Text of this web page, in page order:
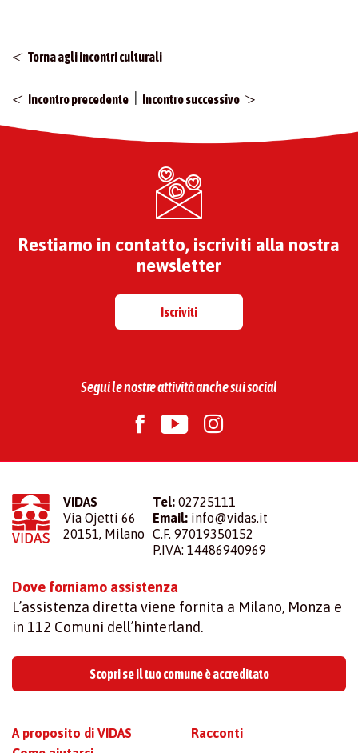
Torna agli incontri culturali
Incontro precedente Incontro successivo
Restiamo in contatto, iscriviti alla nostra
newsletter
Iscriviti
Segui le nostre attività anche sui social
VIDAS
Via Ojetti 66
20151, Milano
Tel: 02725111
Email: info@vidas.it
C.F. 97019350152
P.IVA: 14486940969
Dove forniamo assistenza
L’assistenza diretta viene fornita a Milano, Monza e
in 112 Comuni dell’hinterland.
Scopri se il tuo comune è accreditato
A proposito di VIDAS
Racconti